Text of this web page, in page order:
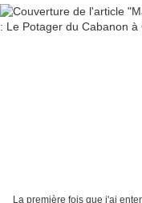
La première fois que j'ai